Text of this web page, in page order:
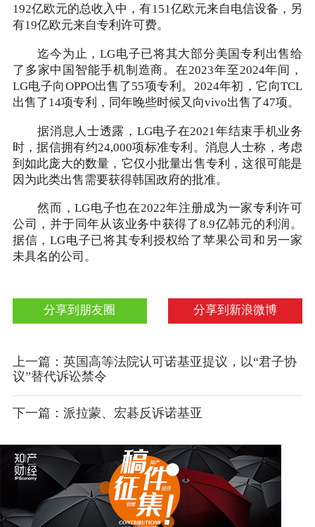
192亿欧元的总收入中，有151亿欧元来自电信设备，另
有19亿欧元来自专利许可费。
迄今为止，LG电子已将其大部分美国专利出售给
了多家中国智能手机制造商。在2023年至2024年间，
LG电子向OPPO出售了55项专利。2024年初，它向TCL
出售了14项专利，同年晚些时候又向vivo出售了47项。
据消息人士透露，LG电子在2021年结束手机业务
时，据信拥有约24,000项标准专利。消息人士称，考虑
到如此庞大的数量，它仅小批量出售专利，这很可能是
因为此类出售需要获得韩国政府的批准。
然而，LG电子也在2022年注册成为一家专利许可
公司，并于同年从该业务中获得了8.9亿韩元的利润。
据信，LG电子已将其专利授权给了苹果公司和另一家
未具名的公司。
分享到新浪微博
分享到朋友圈
上一篇：英国高等法院认可诺基亚提议，以“君子协
议”替代诉讼禁令
下一篇：派拉蒙、宏碁反诉诺基亚